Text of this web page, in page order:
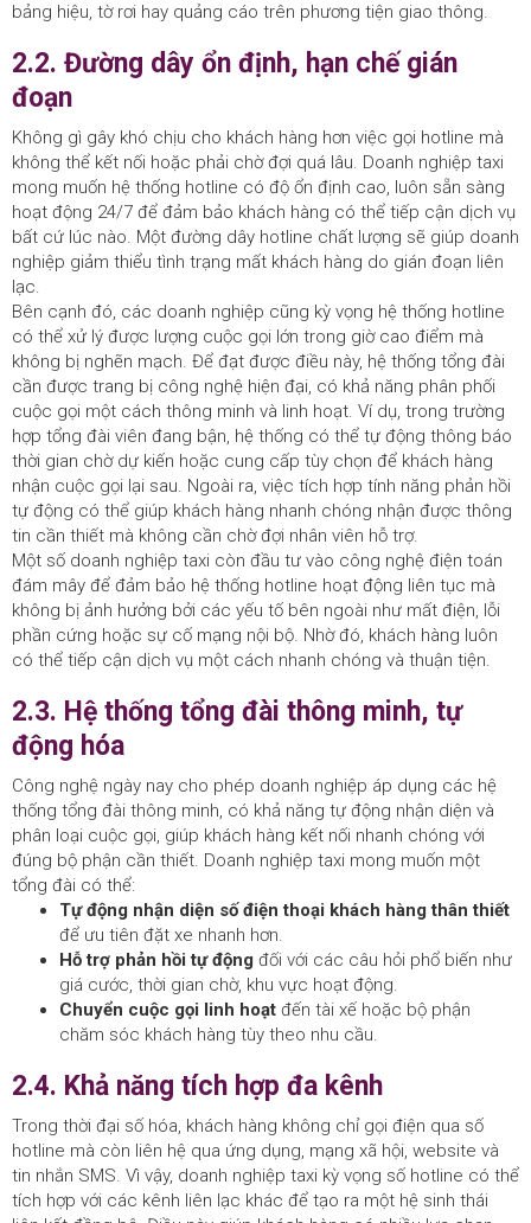
bảng hiệu, tờ rơi hay quảng cáo trên phương tiện giao thông.
2.2. Đường dây ổn định, hạn chế gián
đoạn
Không gì gây khó chịu cho khách hàng hơn việc gọi hotline mà
không thể kết nối hoặc phải chờ đợi quá lâu. Doanh nghiệp taxi
mong muốn hệ thống hotline có độ ổn định cao, luôn sẵn sàng
hoạt động 24/7 để đảm bảo khách hàng có thể tiếp cận dịch vụ
bất cứ lúc nào. Một đường dây hotline chất lượng sẽ giúp doanh
nghiệp giảm thiểu tình trạng mất khách hàng do gián đoạn liên
lạc.
Bên cạnh đó, các doanh nghiệp cũng kỳ vọng hệ thống hotline
có thể xử lý được lượng cuộc gọi lớn trong giờ cao điểm mà
không bị nghẽn mạch. Để đạt được điều này, hệ thống tổng đài
cần được trang bị công nghệ hiện đại, có khả năng phân phối
cuộc gọi một cách thông minh và linh hoạt. Ví dụ, trong trường
hợp tổng đài viên đang bận, hệ thống có thể tự động thông báo
thời gian chờ dự kiến hoặc cung cấp tùy chọn để khách hàng
nhận cuộc gọi lại sau. Ngoài ra, việc tích hợp tính năng phản hồi
tự động có thể giúp khách hàng nhanh chóng nhận được thông
tin cần thiết mà không cần chờ đợi nhân viên hỗ trợ.
Một số doanh nghiệp taxi còn đầu tư vào công nghệ điện toán
đám mây để đảm bảo hệ thống hotline hoạt động liên tục mà
không bị ảnh hưởng bởi các yếu tố bên ngoài như mất điện, lỗi
phần cứng hoặc sự cố mạng nội bộ. Nhờ đó, khách hàng luôn
có thể tiếp cận dịch vụ một cách nhanh chóng và thuận tiện.
2.3. Hệ thống tổng đài thông minh, tự
động hóa
Công nghệ ngày nay cho phép doanh nghiệp áp dụng các hệ
thống tổng đài thông minh, có khả năng tự động nhận diện và
phân loại cuộc gọi, giúp khách hàng kết nối nhanh chóng với
đúng bộ phận cần thiết. Doanh nghiệp taxi mong muốn một
tổng đài có thể:
Tự động nhận diện số điện thoại khách hàng thân thiết
để ưu tiên đặt xe nhanh hơn.
Hỗ trợ phản hồi tự động đối với các câu hỏi phổ biến như
giá cước, thời gian chờ, khu vực hoạt động.
Chuyển cuộc gọi linh hoạt đến tài xế hoặc bộ phận
chăm sóc khách hàng tùy theo nhu cầu.
2.4. Khả năng tích hợp đa kênh
Trong thời đại số hóa, khách hàng không chỉ gọi điện qua số
hotline mà còn liên hệ qua ứng dụng, mạng xã hội, website và
tin nhắn SMS. Vì vậy, doanh nghiệp taxi kỳ vọng số hotline có thể
tích hợp với các kênh liên lạc khác để tạo ra một hệ sinh thái